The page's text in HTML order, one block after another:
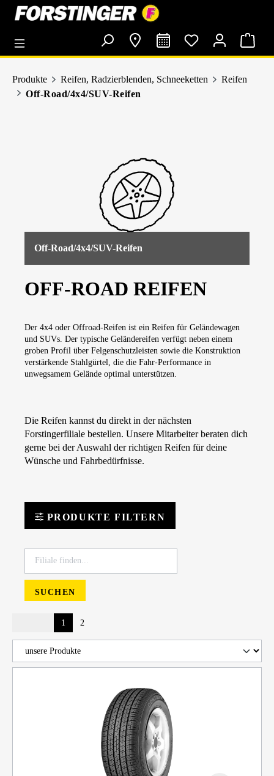
springen
Produkte Reifen, Radzierblenden, Schneeketten
Reifen
Off-Road/4x4/SUV-Reifen
Off-Road/4x4/SUV-Reifen
OFF-ROAD REIFEN
Der 4x4 oder Offroad-Reifen ist ein Reifen für Geländewagen
und SUVs. Der typische Geländereifen verfügt neben einem
groben Profil über Felgenschutzleisten sowie die Konstruktion
verstärkende Stahlgürtel, die die Fahr-Performance in
unwegsamem Gelände optimal unterstützen.
Die Reifen kannst du direkt in der nächsten
Forstingerfiliale bestellen. Unsere Mitarbeiter beraten dich
gerne bei der Auswahl der richtigen Reifen für deine
Wünsche und Fahrbedürfnisse.
PRODUKTE FILTERN
SUCHEN
1 2